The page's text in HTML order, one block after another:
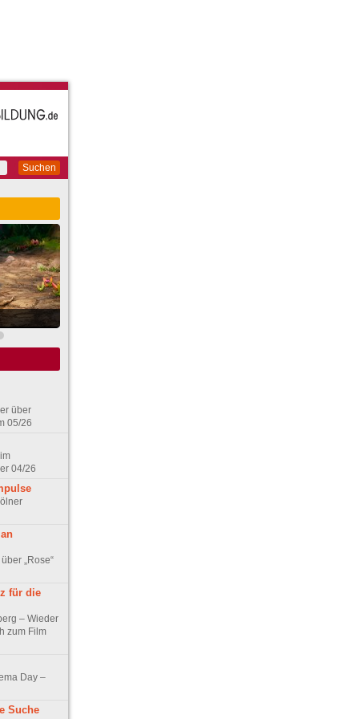
Suchen
über
05/26
04/26
„Rose“
für die
– Wieder
zum Film
Day –
Suche